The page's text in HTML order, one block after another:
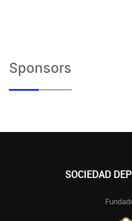
Sponsors
SOCIEDAD